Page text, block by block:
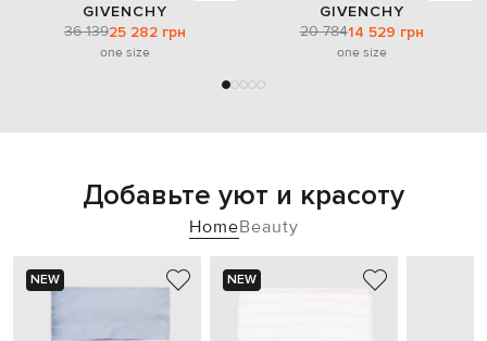
GIVENCHY
36 13925 282 грн
one size
GIVENCHY
20 78414 529 грн
one size
Добавьте уют и красоту
HomeBeauty
NEW NEW